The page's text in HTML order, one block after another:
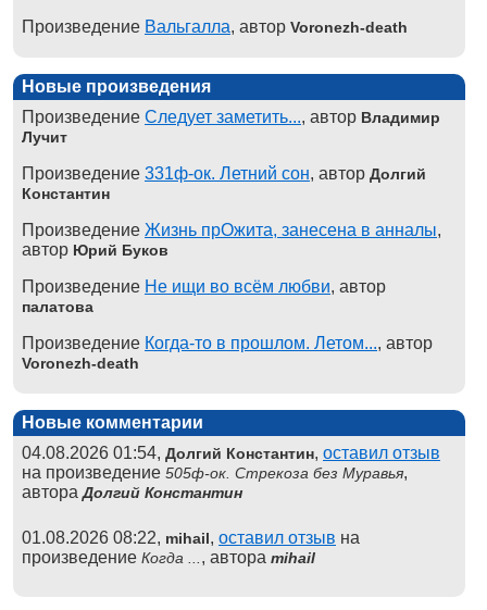
Произведение Вальгалла, автор Voronezh-death
Новые произведения
Произведение Следует заметить..., автор Владимир
Лучит
Произведение 331ф-ок. Летний сон, автор Долгий
Константин
Произведение Жизнь прОжита, занесена в анналы,
автор Юрий Буков
Произведение Не ищи во всём любви, автор
палатова
Произведение Когда-то в прошлом. Летом..., автор
Voronezh-death
Новые комментарии
04.08.2026 01:54, Долгий Константин, оставил отзыв
на произведение 505ф-ок. Стрекоза без Муравья,
автораДолгий Константин
01.08.2026 08:22, mihail, оставил отзыв на
произведение Когда ... , автора mihail